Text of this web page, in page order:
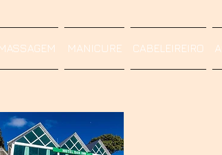
MANICURE CABELEIREIRO